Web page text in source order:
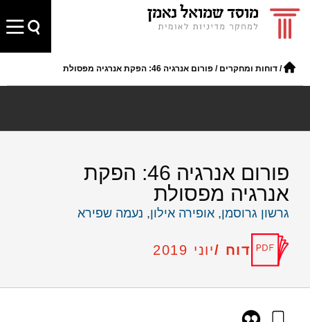
/ דוחות ומחקרים / פורום אנרגיה 46: הפקת אנרגיה מפסולת
פורום אנרגיה 46: הפקת
אנרגיה מפסולת
גרשון גרוסמן, אופירה אילון, נעמה שפירא
דוח /יוני 2019